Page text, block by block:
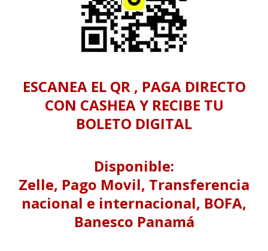
ESCANEA EL QR , PAGA DIRECTO
CON CASHEA Y RECIBE TU
BOLETO DIGITAL
Disponible:
Zelle, Pago Movil, Transferencia
nacional e internacional, BOFA,
Banesco Panamá